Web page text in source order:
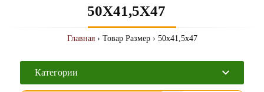
50X41,5X47
Главная› Товар Размер › 50x41,5x47
Категории